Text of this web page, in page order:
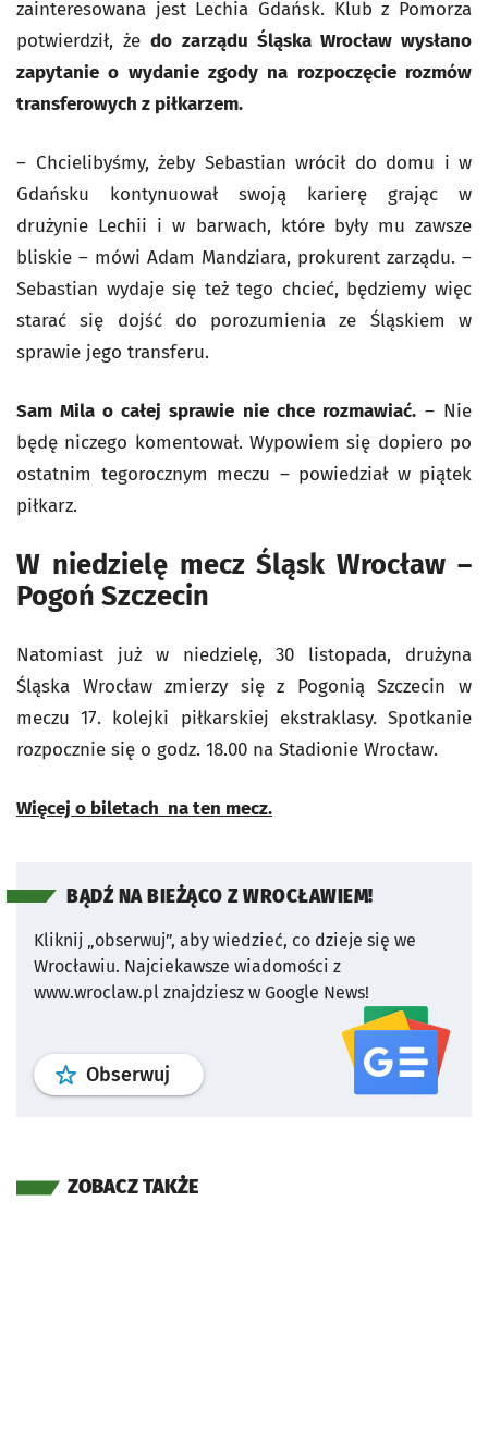
zainteresowana jest Lechia Gdańsk. Klub z Pomorza
potwierdził, żedo zarządu Śląska Wrocław wysłano
zapytanie o wydanie zgody na rozpoczęcie rozmów
transferowych z piłkarzem.
– Chcielibyśmy, żeby Sebastian wrócił do domu i w
Gdańsku kontynuował swoją karierę grając w
drużynie Lechii i w barwach, które były mu zawsze
bliskie – mówi Adam Mandziara, prokurent zarządu. –
Sebastian wydaje się też tego chcieć, będziemy więc
starać się dojść do porozumienia ze Śląskiem w
sprawie jego transferu.
Sam Mila o całej sprawie nie chce rozmawiać.– Nie
będę niczego komentował. Wypowiem się dopiero po
ostatnim tegorocznym meczu – powiedział w piątek
piłkarz.
W niedzielę mecz Śląsk Wrocław –
Pogoń Szczecin
Natomiast już w niedzielę, 30 listopada, drużyna
Śląska Wrocław zmierzy się z Pogonią Szczecin w
meczu 17. kolejki piłkarskiej ekstraklasy. Spotkanie
rozpocznie się o godz. 18.00 na Stadionie Wrocław.
Więcej o biletach na ten mecz.
BĄDŹ NA BIEŻĄCO Z WROCŁAWIEM!
Kliknij „obserwuj”, aby wiedzieć, co dzieje się we
Wrocławiu. Najciekawsze wiadomości z
www.wroclaw.pl znajdziesz w Google News!
Obserwuj profil serwisu
ZOBACZ TAKŻE